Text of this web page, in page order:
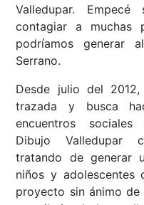
Valledupar.
contagiar a muchas
podríamos generar
Serrano.
Desde julio del
trazada y busca
encuentros
Dibujo Valledupar
tratando de generar
niños y
proyecto sin ánimo